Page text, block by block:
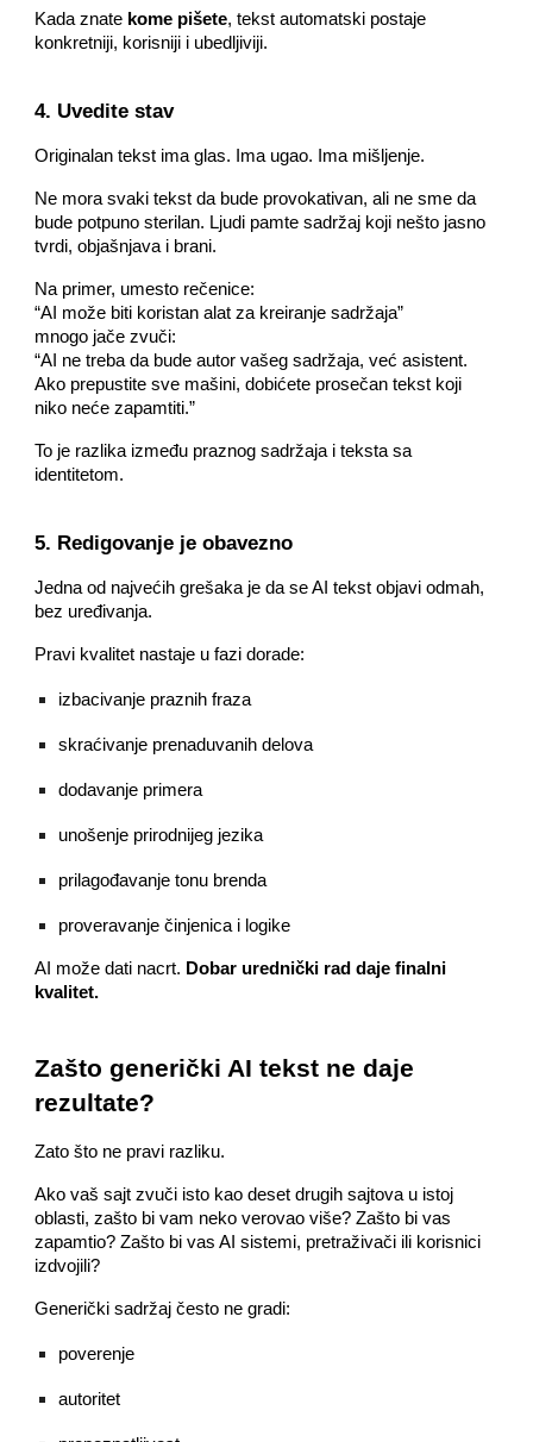
Kada znate kome pišete, tekst automatski postaje
konkretniji, korisniji i ubedljiviji.
4. Uvedite stav
Originalan tekst ima glas. Ima ugao. Ima mišljenje.
Ne mora svaki tekst da bude provokativan, ali ne sme da
bude potpuno sterilan. Ljudi pamte sadržaj koji nešto jasno
tvrdi, objašnjava i brani.
Na primer, umesto rečenice:
“AI može biti koristan alat za kreiranje sadržaja”
mnogo jače zvuči:
“AI ne treba da bude autor vašeg sadržaja, već asistent.
Ako prepustite sve mašini, dobićete prosečan tekst koji
niko neće zapamtiti.”
To je razlika između praznog sadržaja i teksta sa
identitetom.
5. Redigovanje je obavezno
Jedna od najvećih grešaka je da se AI tekst objavi odmah,
bez uređivanja.
Pravi kvalitet nastaje u fazi dorade:
izbacivanje praznih fraza
skraćivanje prenaduvanih delova
dodavanje primera
unošenje prirodnijeg jezika
prilagođavanje tonu brenda
proveravanje činjenica i logike
AI može dati nacrt. Dobar urednički rad daje finalni
kvalitet.
Zašto generički AI tekst ne daje
rezultate?
Zato što ne pravi razliku.
Ako vaš sajt zvuči isto kao deset drugih sajtova u istoj
oblasti, zašto bi vam neko verovao više? Zašto bi vas
zapamtio? Zašto bi vas AI sistemi, pretraživači ili korisnici
izdvojili?
Generički sadržaj često ne gradi:
poverenje
autoritet